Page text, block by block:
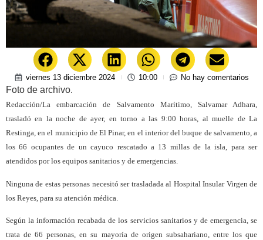
viernes 13 diciembre 2024 10:00 No hay comentarios
Foto de archivo.
Redacción/La embarcación de Salvamento Marítimo, Salvamar Adhara,
trasladó en la noche de ayer, en torno a las 9:00 horas, al muelle de La
Restinga, en el municipio de El Pinar, en el interior del buque de salvamento, a
los 66 ocupantes de un cayuco rescatado a 13 millas de la isla, para ser
atendidos por los equipos sanitarios y de emergencias.
Ninguna de estas personas necesitó ser trasladada al Hospital Insular Virgen de
los Reyes, para su atención médica.
Según la información recabada de los servicios sanitarios y de emergencia, se
trata de 66 personas, en su mayoría de origen subsahariano, entre los que